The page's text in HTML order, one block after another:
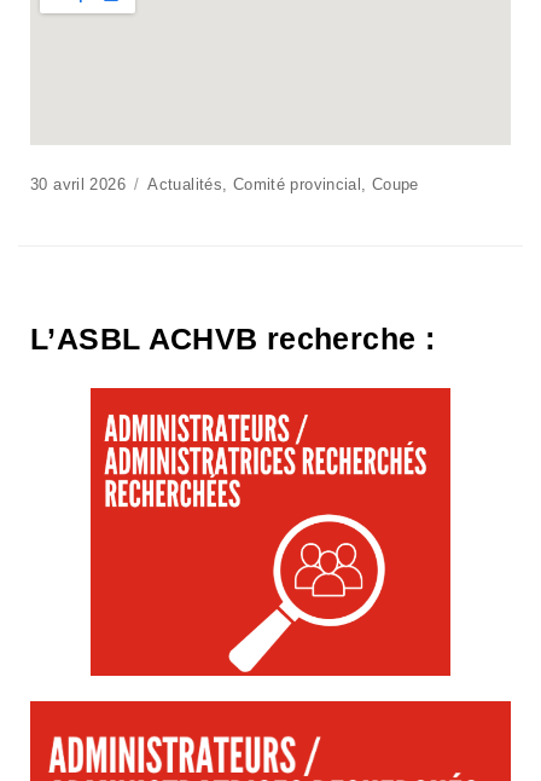
30 avril 2026 Actualités Comité provincial Coupe
L’ASBL ACHVB recherche :